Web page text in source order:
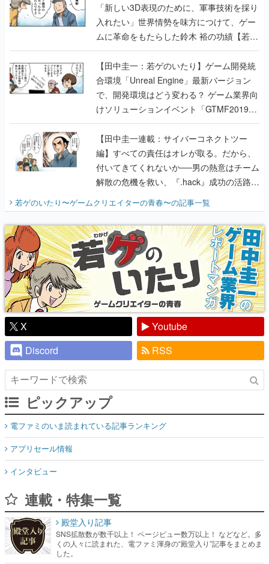
「新しい3D表現のために、軍事技術を採り
入れたい」世界情勢を味方につけて、ゲー
ムに革命をもたらした鈴木 裕の功績【若ゲ
のいたり】
【田中圭一：若ゲのいたり】ゲーム開発統
合環境「Unreal Engine」最新バージョン
で、開発環境はどう変わる？ ゲーム業界向
けソリューションイベント「GTMF2019」
に行って、より理解を深めよう【PR】
【田中圭一連載：サイバーコネクトツー
編】すべての責任はオレが取る。だから、
付いてきてくれないか──男の熱意はチーム
解散の危機を救い、『.hack』成功の活路を
『少年ジャンプ』色だった【若ゲのいた
り】
若ゲのいたり〜ゲームクリエイターの青春〜の記事一覧
X
Youtube
Discord
RSS
ピックアップ
電ファミのいま読まれている記事ランキング
アプリセール情報
インタビュー
連載・特集一覧
殿堂入り記事
SNS拡散数が数千以上！ ページビュー数万以上！ などなど。多
くの人々に読まれた、電ファミ渾身の“殿堂入り”記事をまとめま
した。